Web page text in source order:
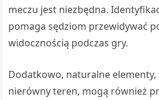
meczu jest niezbędna.
pomaga sędziom przewidywać
widocznością podczas gry.
Dodatkowo, naturalne elementy,
nierówny teren, mogą również